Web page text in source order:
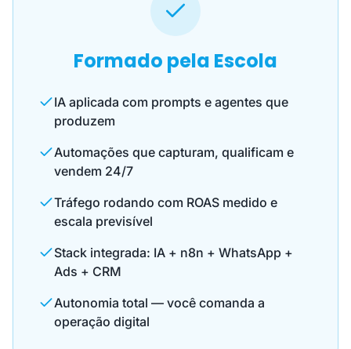
Formado pela Escola
IA aplicada com prompts e agentes que
produzem
Automações que capturam, qualificam e
vendem 24/7
Tráfego rodando com ROAS medido e
escala previsível
Stack integrada: IA + n8n + WhatsApp +
Ads + CRM
Autonomia total — você comanda a
operação digital